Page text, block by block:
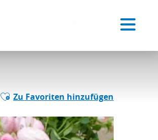
Ajouter aux favoris
Zu Favoriten hinzufügen